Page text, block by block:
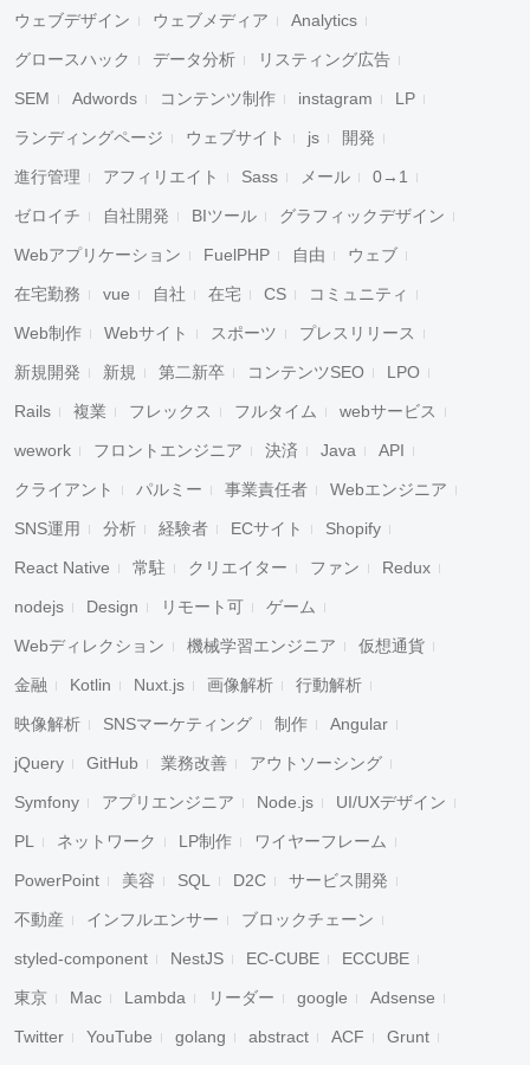
ウェブデザイン ウェブメディア Analytics
グロースハック データ分析 リスティング広告
SEM Adwords コンテンツ制作 instagram LP
ランディングページ ウェブサイト js 開発
進行管理 アフィリエイト Sass メール 0→1
ゼロイチ 自社開発 BIツール グラフィックデザイン
Webアプリケーション FuelPHP 自由 ウェブ
在宅勤務 vue 自社 在宅 CS コミュニティ
Web制作 Webサイト スポーツ プレスリリース
新規開発 新規 第二新卒 コンテンツSEO LPO
Rails 複業 フレックス フルタイム webサービス
wework フロントエンジニア 決済 Java API
クライアント パルミー 事業責任者 Webエンジニア
SNS運用 分析 経験者 ECサイト Shopify
React Native 常駐 クリエイター ファン Redux
nodejs Design リモート可 ゲーム
Webディレクション 機械学習エンジニア 仮想通貨
金融 Kotlin Nuxt.js 画像解析 行動解析
映像解析 SNSマーケティング 制作 Angular
jQuery GitHub 業務改善 アウトソーシング
Symfony アプリエンジニア Node.js UI/UXデザイン
PL ネットワーク LP制作 ワイヤーフレーム
PowerPoint 美容 SQL D2C サービス開発
不動産 インフルエンサー ブロックチェーン
styled-component NestJS EC-CUBE ECCUBE
東京 Mac Lambda リーダー google Adsense
Twitter YouTube golang abstract ACF Grunt